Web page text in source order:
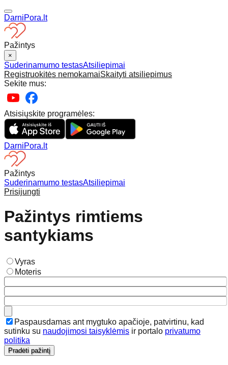
DarniPora.lt
Pažintys
×
Suderinamumo testasAtsiliepimai
Registruokitės nemokamaiSkaityti atsiliepimus
Sekite mus:
Atsisiųskite programėles:
DarniPora.lt
Pažintys
Suderinamumo testasAtsiliepimai
Prisijungti
Pažintys rimtiems
santykiams
Vyras
Moteris
Paspausdamas ant mygtuko apačioje, patvirtinu, kad
sutinku su naudojimosi taisyklėmis ir portalo privatumo
politika
Pradėti pažintį